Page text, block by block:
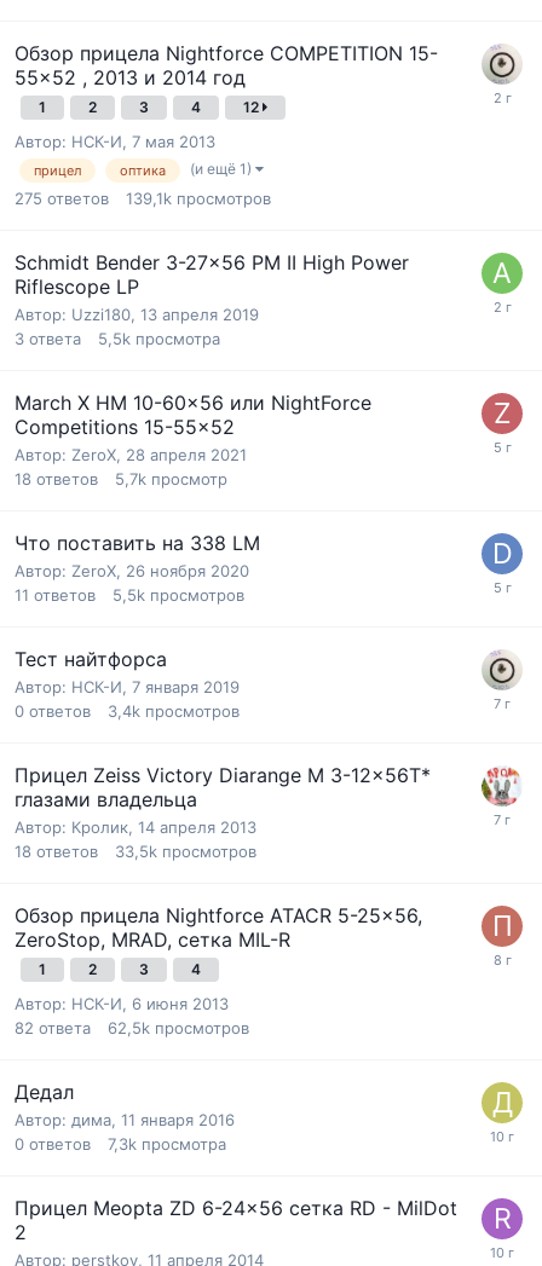
Обзор прицела Nightforce COMPETITION 15-
55x52 , 2013 и 2014 год
1 2 3 4 12
Автор: НСК-И, 7 мая 2013
прицел оптика (и ещё 1)
275 ответов 139,1k просмотров
Schmidt Bender 3-27x56 PM II High Power
Riflescope LP
Автор: Uzzi180, 13 апреля 2019
3 ответа 5,5k просмотра
March X HM 10-60x56 или NightForce
Competitions 15-55x52
Автор: ZeroX, 28 апреля 2021
18 ответов 5,7k просмотр
Что поставить на 338 LM
Автор: ZeroX, 26 ноября 2020
11 ответов 5,5k просмотров
Тест найтфорса
Автор: НСК-И, 7 января 2019
0 ответов 3,4k просмотров
Прицел Zeiss Victory Diarange M 3-12x56T*
глазами владельца
Автор: Кролик, 14 апреля 2013
18 ответов 33,5k просмотров
Обзор прицела Nightforce ATACR 5-25x56,
ZeroStop, MRAD, сетка MIL-R
1 2 3 4
Автор: НСК-И, 6 июня 2013
82 ответа 62,5k просмотров
Дедал
Автор: дима, 11 января 2016
0 ответов 7,3k просмотра
Прицел Meopta ZD 6-24x56 сетка RD - MilDot
2
Автор: perstkov, 11 апреля 2014